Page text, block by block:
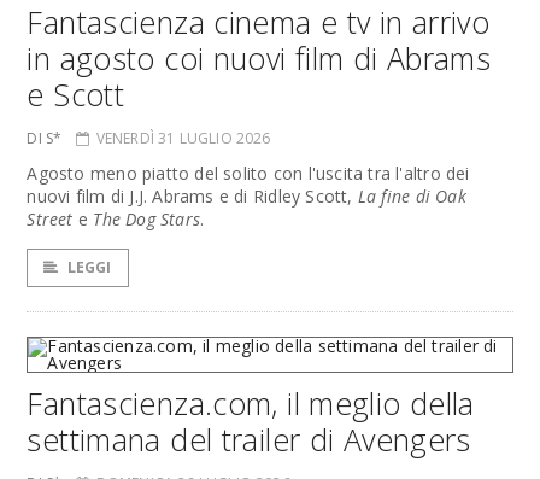
Fantascienza cinema e tv in arrivo
in agosto coi nuovi film di Abrams
e Scott
DI S* VENERDÌ 31 LUGLIO 2026
Agosto meno piatto del solito con l'uscita tra l'altro dei
nuovi film di J.J. Abrams e di Ridley Scott, La fine di Oak
Street e The Dog Stars.
LEGGI
Fantascienza.com, il meglio della
settimana del trailer di Avengers